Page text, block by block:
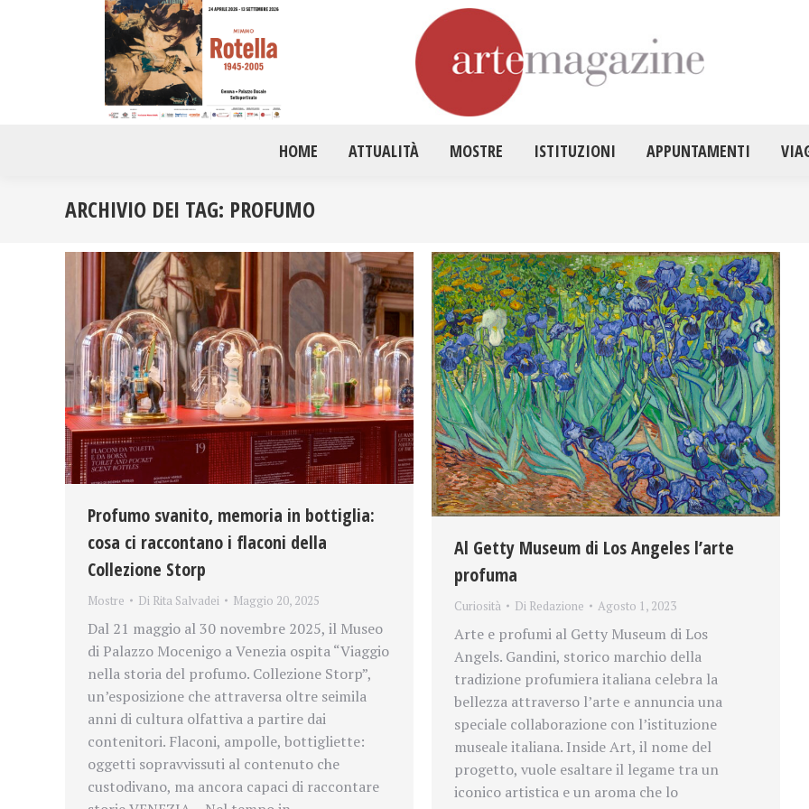
HOME ATTUALITÀ MOSTRE ISTITUZIONI APPUNTAMENTI
ARCHIVIO DEI TAG: PROFUMO
Profumo svanito, memoria in bottiglia:
cosa ci raccontano i flaconi della
Collezione Storp
Mostre Di Rita Salvadei Maggio 20, 2025
Dal 21 maggio al 30 novembre 2025, il Museo
di Palazzo Mocenigo a Venezia ospita “Viaggio
nella storia del profumo. Collezione Storp”,
un’esposizione che attraversa oltre seimila
anni di cultura olfattiva a partire dai
contenitori. Flaconi, ampolle, bottigliette:
oggetti sopravvissuti al contenuto che
custodivano, ma ancora capaci di raccontare
Al Getty Museum di Los Angeles l’arte
profuma
Curiosità Di Redazione Agosto 1, 2023
Arte e profumi al Getty Museum di Los
Angels. Gandini, storico marchio della
tradizione profumiera italiana celebra la
bellezza attraverso l’arte e annuncia una
speciale collaborazione con l’istituzione
museale italiana. Inside Art, il nome del
progetto, vuole esaltare il legame tra un
iconico artistica e un aroma che lo
HOME